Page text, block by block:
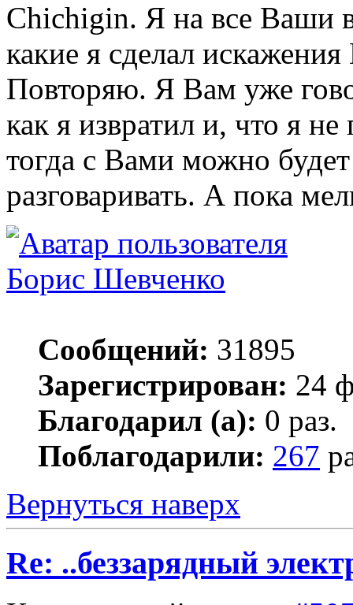
Chichigin. Я на все Ваши
какие я сделал
Повторяю. Я Вам уже
как я извратил и, что я
тогда с Вами можно
разговаривать. А пока
Борис Шевченко
Сообщений: 31895
Зарегистрирован: 24
Благодарил (а): 0 раз.
Поблагодарили: 267
Вернуться наверх
Re: ..беззарядный